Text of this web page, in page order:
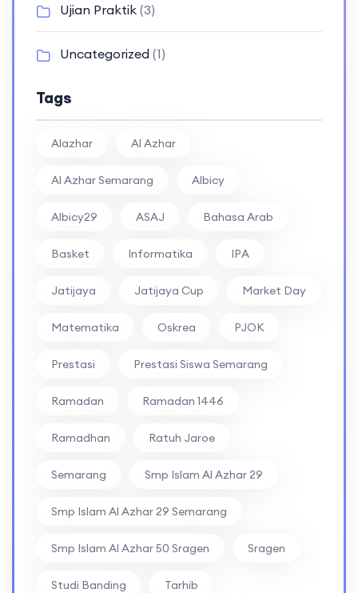
Ujian Praktik (3)
Uncategorized (1)
Tags
Alazhar Al Azhar
Al Azhar Semarang Albicy
Albicy29 ASAJ Bahasa Arab
Basket Informatika IPA
Jatijaya Jatijaya Cup Market Day
Matematika Oskrea PJOK
Prestasi Prestasi Siswa Semarang
Ramadan Ramadan 1446
Ramadhan Ratuh Jaroe
Semarang Smp Islam Al Azhar 29
Smp Islam Al Azhar 29 Semarang
Smp Islam Al Azhar 50 Sragen Sragen
Studi Banding Tarhib